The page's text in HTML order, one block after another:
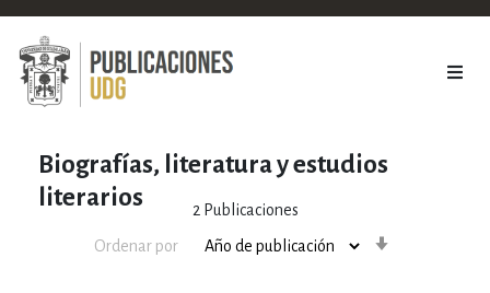
Biografías, literatura y estudios
literarios
2 Publicaciones
Ordenar por